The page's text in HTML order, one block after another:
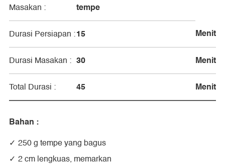
Masakan : tempe
Durasi Persiapan :15 Menit
Durasi Masakan : 30 Menit
Total Durasi : 45 Menit
Bahan :
250 g tempe yang bagus
2 cm lengkuas, memarkan